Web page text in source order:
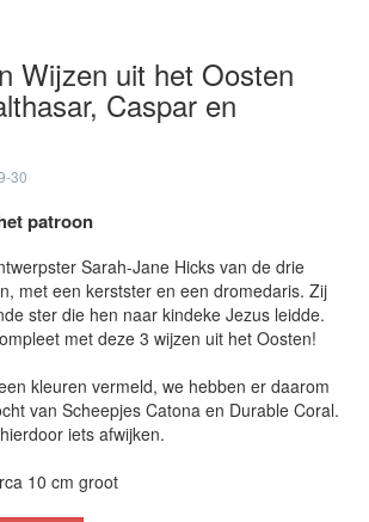
Wijzen uit het Oosten
Caspar en
30
patroon
Sarah-Jane Hicks van de drie
met een kerstster en een dromedaris. Zij
ster die hen naar kindeke Jezus leidde.
met deze 3 wijzen uit het Oosten!
kleuren vermeld, we hebben er daarom
van Scheepjes Catona en Durable Coral.
iets afwijken.
10 cm groot